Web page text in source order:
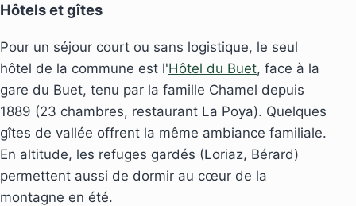
Hôtels et gîtes
Pour un séjour court ou sans logistique, le seul
hôtel de la commune est l'Hôtel du Buet, face à la
gare du Buet, tenu par la famille Chamel depuis
1889 (23 chambres, restaurant La Poya). Quelques
gîtes de vallée offrent la même ambiance familiale.
En altitude, les refuges gardés (Loriaz, Bérard)
permettent aussi de dormir au cœur de la
montagne en été.